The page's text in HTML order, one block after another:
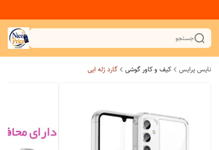
جستجو
نایس پرایس کیف و کاور گوشی گارد ژله ایی